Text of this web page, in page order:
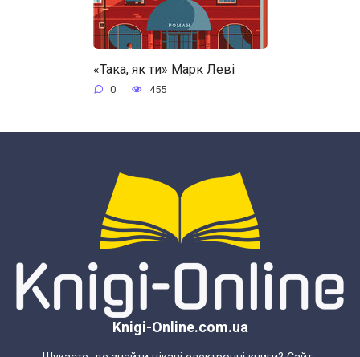
«Така, як ти» Марк Леві
0 455
Knigi-Online.com.ua